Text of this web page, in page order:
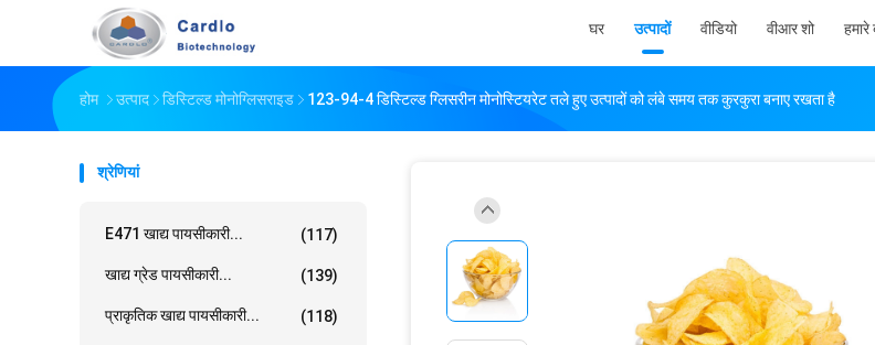
घर उत्पादों वीडियो वीआर शो हमारे
होम उत्पाद डिस्टिल्ड मोनोग्लिसराइड 123-94-4 डिस्टिल्ड ग्लिसरीन मोनोस्टियरेट तले हुए उत्पादों को लंबे समय तक कुरकुरा बनाए रखता है
श्रेणियां
E471 खाद्य पायसीकारी... (117)
खाद्य ग्रेड पायसीकारी... (139)
प्राकृतिक खाद्य पायसीकारी... (118)